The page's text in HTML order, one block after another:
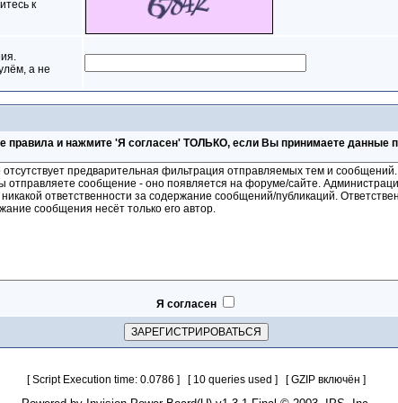
к
а не
правила и нажмите 'Я согласен' ТОЛЬКО, если Вы принимаете данные
Я согласен
[ Script Execution time: 0.0786 ] [ 10 queries used ] [ GZIP включён ]